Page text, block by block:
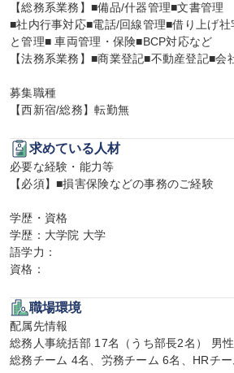
【総務系業務】■備品/什器管理■文書管理
■社内行事対応■電話/回線管理■借り上げ
と管理■ 車両管理・保険■BCP対応など
【法務系業務】■商業登記■不動産登記■会
募集職種
【西新宿/総務】転勤無
求めている人材
必要な経験・能力等
【必須】■損害保険などの事務のご経験
学歴・資格
学歴：大学院 大学
語学力：
資格：
職場環境
配属先情報
総務人事統括部 17名（うち部長2名） 男
総務チーム 4名、労務チーム 6名、HRチー